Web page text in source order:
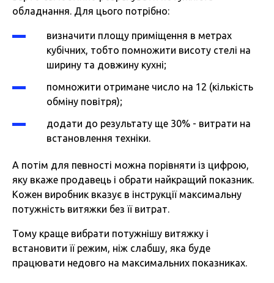
обладнання. Для цього потрібно:
визначити площу приміщення в метрах
кубічних, тобто помножити висоту стелі на
ширину та довжину кухні;
помножити отримане число на 12 (кількість
обміну повітря);
додати до результату ще 30% - витрати на
встановлення техніки.
А потім для певності можна порівняти із цифрою,
яку вкаже продавець і обрати найкращий показник.
Кожен виробник вказує в інструкції максимальну
потужність витяжки без її витрат.
Тому краще вибрати потужнішу витяжку і
встановити її режим, ніж слабшу, яка буде
працювати недовго на максимальних показниках.